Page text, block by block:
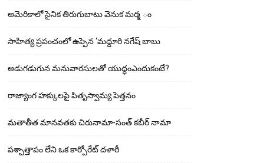
అమెరికాలో సైనిక తిరుగుబాటు వెనుక మర్మ ం
సాహిత్య ప్రపంచంలో ఉప్పెన ‘మద్దూరి నగేష్ బాబు
అడుగ‌డుగున మ‌నువార‌సుల‌తో యుద్ధంఎందుకంటే?
రాజ్యాంగ హక్కులపై పితృస్వామ్య పెత్తనం
మతాతీత మానవతకు చిరునామా-సంత్ కబీర్ నామా
పశ్చాత్తాపం లేని ఒక కార్పోరేట్ దళారీ